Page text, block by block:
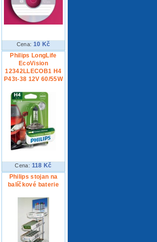
Cena: 10 Kč
Philips LongLife
EcoVision
12342LLECOB1 H4
P43t-38 12V 60/55W
Cena: 118 Kč
Philips stojan na
balíčkové baterie